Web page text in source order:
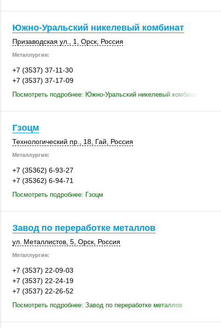
Южно-Уральский никелевый комбинат
Призаводская ул., 1 Орск Россия
Металлургия:
+7 (3537) 37-11-30
+7 (3537) 37-17-09
Посмотреть подробнее: Южно-Уральский никелевый комбинат
Гзоцм
Технологический пр., 18, Гай Россия
Металлургия:
+7 (35362) 6-93-27
+7 (35362) 6-94-71
Посмотреть подробнее: Гзоцм
Завод по переработке металлов
ул. Металлистов, 5 Орск Россия
Металлургия:
+7 (3537) 22-09-03
+7 (3537) 22-24-19
+7 (3537) 22-26-52
Посмотреть подробнее: Завод по переработке металлов